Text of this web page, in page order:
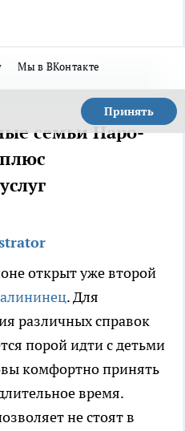
Мы в ВКонтакте
Принять
семьи Наро-
открыт уже второй
. Для
различных справок
порой идти с детьми
комфортно принять
время.
не стоят в